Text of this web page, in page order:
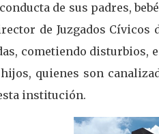
de sus padres,
de Juzgados
cometiendo disturbios,
quienes son
institución.